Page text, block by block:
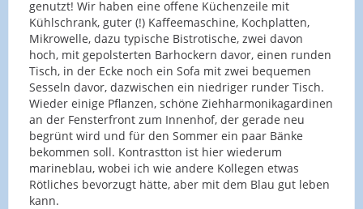
genutzt! Wir haben eine offene Küchenzeile mit
Kühlschrank, guter (!) Kaffeemaschine, Kochplatten,
Mikrowelle, dazu typische Bistrotische, zwei davon
hoch, mit gepolsterten Barhockern davor, einen runden
Tisch, in der Ecke noch ein Sofa mit zwei bequemen
Sesseln davor, dazwischen ein niedriger runder Tisch.
Wieder einige Pflanzen, schöne Ziehharmonikagardinen
an der Fensterfront zum Innenhof, der gerade neu
begrünt wird und für den Sommer ein paar Bänke
bekommen soll. Kontrastton ist hier wiederum
marineblau, wobei ich wie andere Kollegen etwas
Rötliches bevorzugt hätte, aber mit dem Blau gut leben
kann.